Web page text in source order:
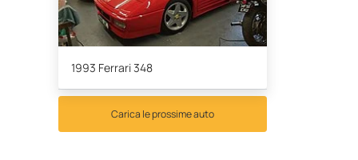
1993 Ferrari 348
Carica le prossime auto